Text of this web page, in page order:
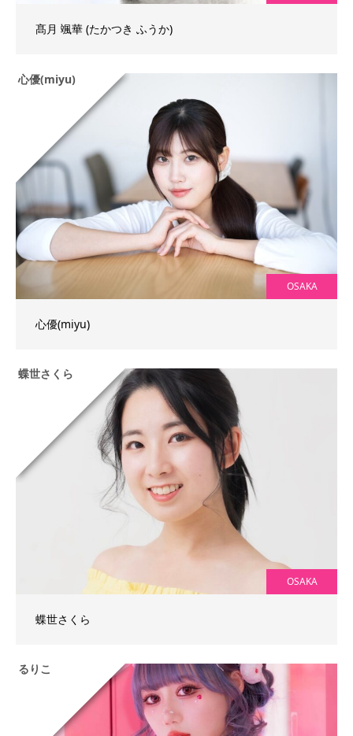
髙月 颯華 (たかつき ふうか)
心優(miyu)
OSAKA
心優(miyu)
蝶世さくら
OSAKA
蝶世さくら
るりこ